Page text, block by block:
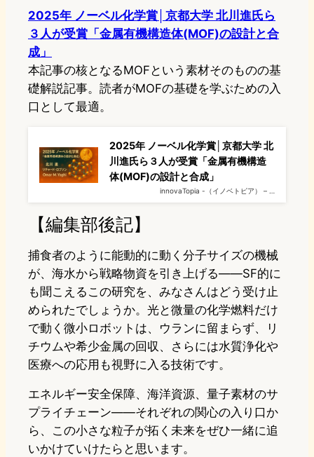
2025年 ノーベル化学賞│京都大学 北川進氏ら
３人が受賞「金属有機構造体(MOF)の設計と合
成」
本記事の核となるMOFという素材そのものの基
礎解説記事。読者がMOFの基礎を学ぶための入
口として最適。
2025年 ノーベル化学賞│京都大学 北
川進氏ら３人が受賞「金属有機構造
体(MOF)の設計と合成」
innovaTopia -（イノベトピア） – …
【編集部後記】
捕食者のように能動的に動く分子サイズの機械
が、海水から戦略物資を引き上げる――SF的に
も聞こえるこの研究を、みなさんはどう受け止
められたでしょうか。光と微量の化学燃料だけ
で動く微小ロボットは、ウランに留まらず、リ
チウムや希少金属の回収、さらには水質浄化や
医療への応用も視野に入る技術です。
エネルギー安全保障、海洋資源、量子素材のサ
プライチェーン――それぞれの関心の入り口か
ら、この小さな粒子が拓く未来をぜひ一緒に追
いかけていけたらと思います。